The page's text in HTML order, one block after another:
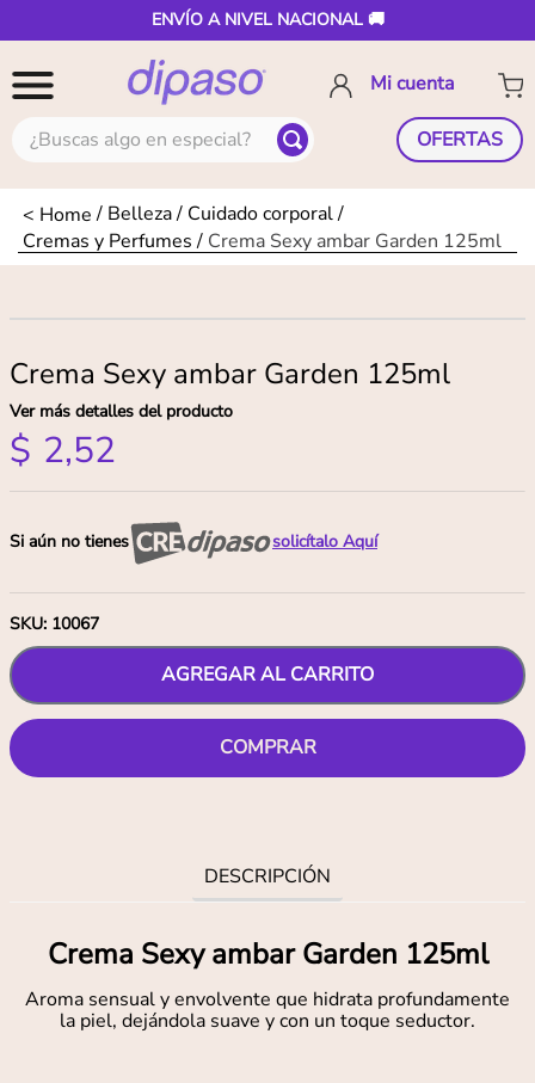
ENVÍO A NIVEL NACIONAL 🚚
¿Buscas algo en especial? OFERTAS
Belleza
Cuidado corporal
Cremas y Perfumes
Crema Sexy ambar Garden 125ml
Crema Sexy ambar Garden 125ml
Ver más detalles del producto
$ 2,52
Si aún no tienes solicítalo Aquí
SKU: 10067
AGREGAR AL CARRITO
COMPRAR
DESCRIPCIÓN
Crema Sexy ambar Garden 125ml
Aroma sensual y envolvente que hidrata profundamente
la piel, dejándola suave y con un toque seductor.